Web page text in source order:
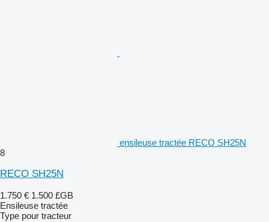
ensileuse tractée RECO SH25N
8
RECO SH25N
1.750 € 1.500 £GB
Ensileuse tractée
Type pour tracteur